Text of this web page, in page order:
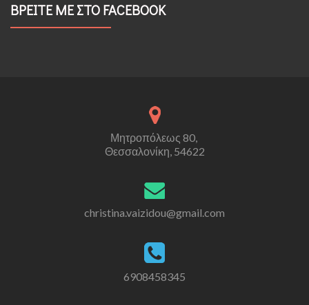
ΒΡΕΙΤΕ ΜΕ ΣΤΟ FACEBOOK
Μητροπόλεως 80,
Θεσσαλονίκη, 54622
christina.vaizidou@gmail.com
6908458345